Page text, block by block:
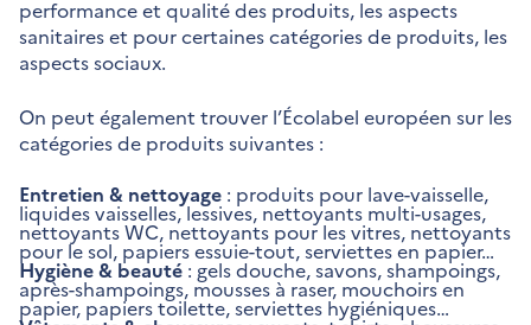
performance et qualité des produits, les aspects
sanitaires et pour certaines catégories de produits, les
aspects sociaux.
On peut également trouver l’Écolabel européen sur les
catégories de produits suivantes :
Entretien & nettoyage : produits pour lave-vaisselle,
liquides vaisselles, lessives, nettoyants multi-usages,
nettoyants WC, nettoyants pour les vitres, nettoyants
pour le sol, papiers essuie-tout, serviettes en papier…
Hygiène & beauté : gels douche, savons, shampoings,
après-shampoings, mousses à raser, mouchoirs en
papier, papiers toilette, serviettes hygiéniques…